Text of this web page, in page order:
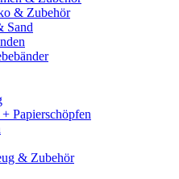
& Zubehör
Sand
Papierschöpfen
& Zubehör